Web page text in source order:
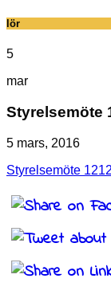
lör
5
mar
Styrelsemöte
5 mars, 2016
Styrelsemöte